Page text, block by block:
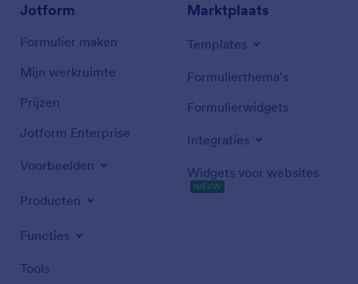
Jotform
Formulier maken
Mijn werkruimte
Prijzen
Jotform Enterprise
Voorbeelden
Producten
Functies
Tools
Marktplaats
Templates
Formulierthema's
Formulierwidgets
Integraties
Widgets voor websites
NIEUW